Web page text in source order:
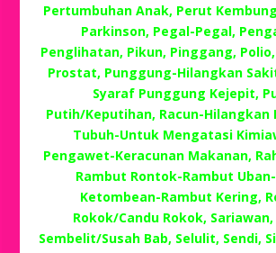
Pertumbuhan Anak, Perut
Parkinson, Pegal-Pegal,
Penglihatan, Pikun, Pinggang,
Prostat, Punggung-Hilangkan
Syaraf Punggung Kejepit,
Putih/Keputihan, Racun-Hilangkan
Tubuh-Untuk Mengatasi
Pengawet-Keracunan Makanan,
Rambut Rontok-Rambut
Ketombean-Rambut Kering,
Rokok/Candu Rokok,
Sembelit/Susah Bab, Selulit, Sendi,